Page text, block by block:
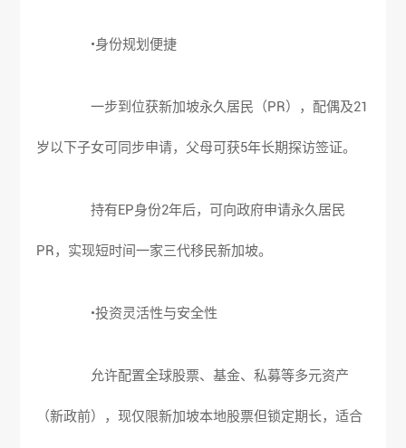
•身份规划便捷
一步到位获新加坡永久居民（PR），配偶及21
岁以下子女可同步申请，父母可获5年长期探访签证。
持有EP身份2年后，可向政府申请永久居民
PR，实现短时间一家三代移民新加坡。
•投资灵活性与安全性
允许配置全球股票、基金、私募等多元资产
（新政前），现仅限新加坡本地股票但锁定期长，适合